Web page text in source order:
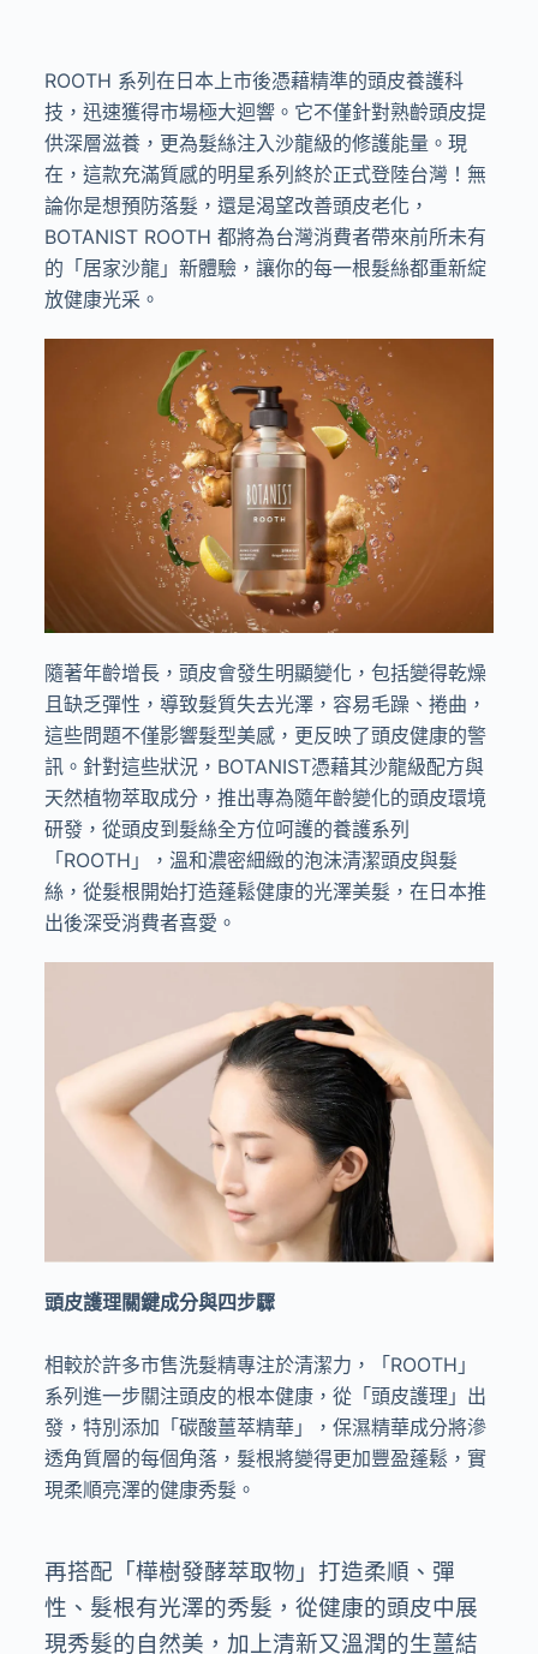
ROOTH 系列在日本上市後憑藉精準的頭皮養護科
技，迅速獲得市場極大迴響。它不僅針對熟齡頭皮提
供深層滋養，更為髮絲注入沙龍級的修護能量。現
在，這款充滿質感的明星系列終於正式登陸台灣！無
論你是想預防落髮，還是渴望改善頭皮老化，
BOTANIST ROOTH 都將為台灣消費者帶來前所未有
的「居家沙龍」新體驗，讓你的每一根髮絲都重新綻
放健康光采。
隨著年齡增長，頭皮會發生明顯變化，包括變得乾燥
且缺乏彈性，導致髮質失去光澤，容易毛躁、捲曲，
這些問題不僅影響髮型美感，更反映了頭皮健康的警
訊。針對這些狀況， BOTANIST憑藉其沙龍級配方與
天然植物萃取成分，推出專為隨年齡變化的頭皮環境
研發，從頭皮到髮絲全方位呵護的養護系列
「 ROOTH 」，溫和濃密細緻的泡沫清潔頭皮與髮
絲，從髮根開始打造蓬鬆健康的光澤美髮，在日本推
出後深受消費者喜愛。
頭皮護理關鍵成分與四步驟
相較於許多市售洗髮精專注於清潔力，「 ROOTH 」
系列進一步關注頭皮的根本健康，從「頭皮護理」出
發，特別添加「碳酸薑萃精華」，保濕精華成分將滲
透角質層的每個角落，髮根將變得更加豐盈蓬鬆，實
現柔順亮澤的健康秀髮。
再搭配「樺樹發酵萃取物」打造柔順、彈
性、髮根有光澤的秀髮，從健康的頭皮中展
現秀髮的自然美，加上清新又溫潤的生薑結